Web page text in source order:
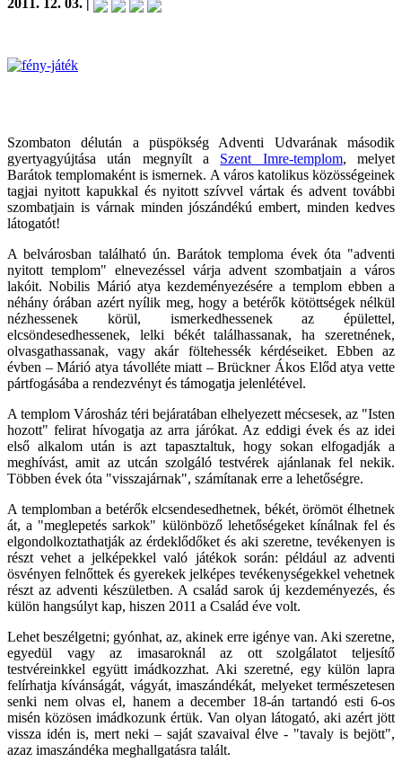
2011. 12. 03. |
Szombaton délután a püspökség Adventi Udvarának második
gyertyagyújtása után megnyílt a Szent Imre-templom, melyet
Barátok templomaként is ismernek. A város katolikus közösségeinek
tagjai nyitott kapukkal és nyitott szívvel vártak és advent további
szombatjain is várnak minden jószándékú embert, minden kedves
látogatót!
A belvárosban található ún. Barátok temploma évek óta "adventi
nyitott templom" elnevezéssel várja advent szombatjain a város
lakóit. Nobilis Márió atya kezdeményezésére a templom ebben a
néhány órában azért nyílik meg, hogy a betérők kötöttségek nélkül
nézhessenek körül, ismerkedhessenek az épülettel,
elcsöndesedhessenek, lelki békét találhassanak, ha szeretnének,
olvasgathassanak, vagy akár föltehessék kérdéseiket. Ebben az
évben – Márió atya távolléte miatt – Brückner Ákos Előd atya vette
pártfogásába a rendezvényt és támogatja jelenlétével.
A templom Városház téri bejáratában elhelyezett mécsesek, az "Isten
hozott" felirat hívogatja az arra járókat. Az eddigi évek és az idei
első alkalom után is azt tapasztaltuk, hogy sokan elfogadják a
meghívást, amit az utcán szolgáló testvérek ajánlanak fel nekik.
Többen évek óta "visszajárnak", számítanak erre a lehetőségre.
A templomban a betérők elcsendesedhetnek, békét, örömöt élhetnek
át, a "meglepetés sarkok" különböző lehetőségeket kínálnak fel és
elgondolkoztathatják az érdeklődőket és aki szeretne, tevékenyen is
részt vehet a jelképekkel való játékok során: például az adventi
ösvényen felnőttek és gyerekek jelképes tevékenységekkel vehetnek
részt az adventi készületben. A család sarok új kezdeményezés, és
külön hangsúlyt kap, hiszen 2011 a Család éve volt.
Lehet beszélgetni; gyónhat, az, akinek erre igénye van. Aki szeretne,
egyedül vagy az imasaroknál az ott szolgálatot teljesítő
testvéreinkkel együtt imádkozzhat. Aki szeretné, egy külön lapra
felírhatja kívánságát, vágyát, imaszándékát, melyeket természetesen
senki nem olvas el, hanem a december 18-án tartandó esti 6-os
misén közösen imádkozunk értük. Van olyan látogató, aki azért jött
vissza idén is, mert neki – saját szavaival élve - "tavaly is bejött",
azaz imaszándéka meghallgatásra talált.